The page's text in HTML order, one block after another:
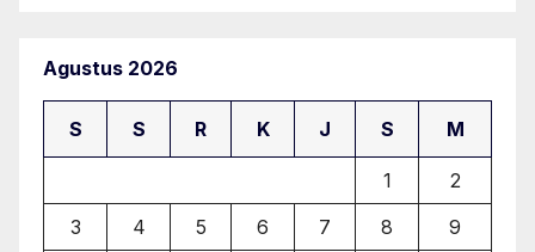
Agustus 2026
S S R K J S M
1
2
3
4 5 6 7 8
9